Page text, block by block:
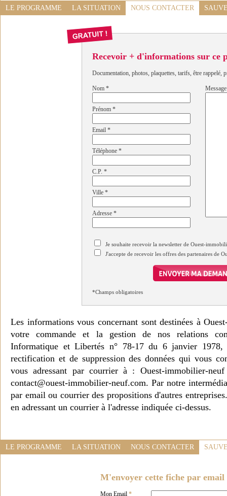
LE PROGRAMME LA SITUATION NOUS CONTACTER
Recevoir + d'informations sur ce
Documentation, photos, plaquettes, tarifs, être rappelé,
Nom *
Prénom *
Email *
Téléphone *
C.P. *
Ville *
Adresse *
Message
Je souhaite recevoir la newsletter de Ouest-
J'accepte de recevoir les offres des partenaires de
*Champs obligatoires
Les informations vous concernant sont destinées à
votre commande et la gestion de nos relations
Informatique et Libertés n° 78-17 du 6 janvier 1978,
rectification et de suppression des données qui vous
vous adressant par courrier à : Ouest-immobilier-
contact@ouest-immobilier-neuf.com. Par notre
par email ou courrier des propositions d'autres
en adressant un courrier à l'adresse indiquée ci-dessus.
LE PROGRAMME LA SITUATION NOUS CONTACTER
M'envoyer cette fiche par email
Mon Email *